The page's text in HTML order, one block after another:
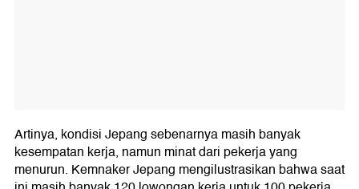
Artinya, kondisi Jepang sebenarnya masih banyak
kesempatan kerja, namun minat dari pekerja yang
menurun. Kemnaker Jepang mengilustrasikan bahwa saat